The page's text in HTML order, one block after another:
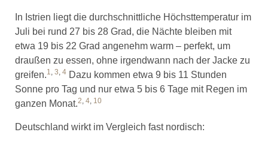
In Istrien liegt die durchschnittliche Höchsttemperatur im
Juli bei rund 27 bis 28 Grad, die Nächte bleiben mit
etwa 19 bis 22 Grad angenehm warm – perfekt, um
draußen zu essen, ohne irgendwann nach der Jacke zu
greifen.1, 3, 4 Dazu kommen etwa 9 bis 11 Stunden
Sonne pro Tag und nur etwa 5 bis 6 Tage mit Regen im
ganzen Monat.2, 4, 10
Deutschland wirkt im Vergleich fast nordisch: